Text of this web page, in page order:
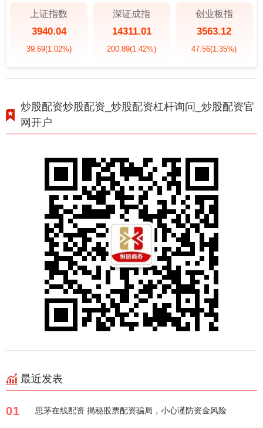
上证指数
3940.04
39.69(1.02%)
深证成指
14311.01
200.89(1.42%)
创业板指
3563.12
47.56(1.35%)
炒股配资炒股配资_炒股配资杠杆询问_炒股配资官
网开户
最近发表
01 思茅在线配资 揭秘股票配资骗局，小心谨防资金风险